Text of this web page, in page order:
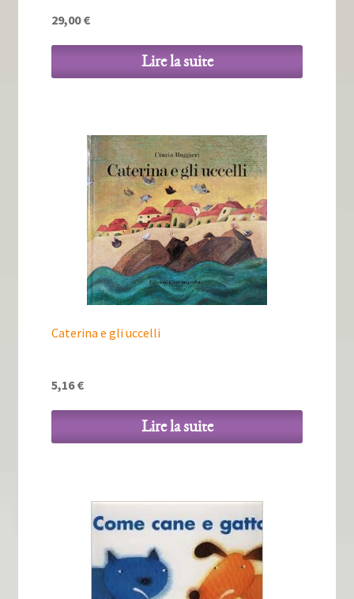
29,00€
Lire la suite
Caterina e gli uccelli
5,16€
Lire la suite